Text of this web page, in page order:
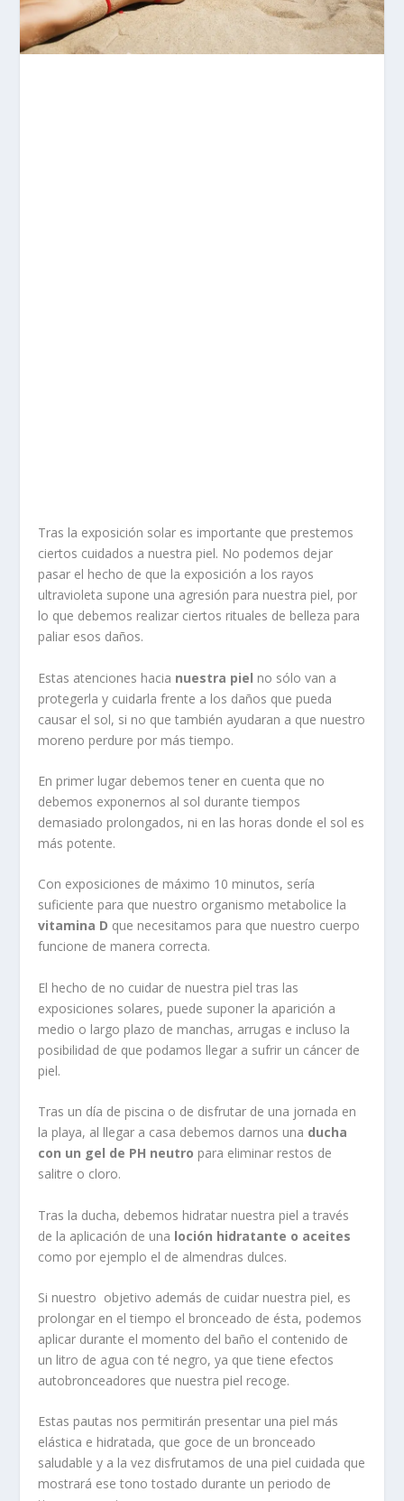
Tras la exposición solar es importante que prestemos
ciertos cuidados a nuestra piel. No podemos dejar
pasar el hecho de que la exposición a los rayos
ultravioleta supone una agresión para nuestra piel, por
lo que debemos realizar ciertos rituales de belleza para
paliar esos daños.
Estas atenciones hacia nuestra piel no sólo van a
protegerla y cuidarla frente a los daños que pueda
causar el sol, si no que también ayudaran a que nuestro
moreno perdure por más tiempo.
En primer lugar debemos tener en cuenta que no
debemos exponernos al sol durante tiempos
demasiado prolongados, ni en las horas donde el sol es
más potente.
Con exposiciones de máximo 10 minutos, sería
suficiente para que nuestro organismo metabolice la
vitamina D que necesitamos para que nuestro cuerpo
funcione de manera correcta.
El hecho de no cuidar de nuestra piel tras las
exposiciones solares, puede suponer la aparición a
medio o largo plazo de manchas, arrugas e incluso la
posibilidad de que podamos llegar a sufrir un cáncer de
piel.
Tras un día de piscina o de disfrutar de una jornada en
la playa, al llegar a casa debemos darnos una ducha
con un gel de PH neutro para eliminar restos de
salitre o cloro.
Tras la ducha, debemos hidratar nuestra piel a través
de la aplicación de una loción hidratante o aceites
como por ejemplo el de almendras dulces.
Si nuestro objetivo además de cuidar nuestra piel, es
prolongar en el tiempo el bronceado de ésta, podemos
aplicar durante el momento del baño el contenido de
un litro de agua con té negro, ya que tiene efectos
autobronceadores que nuestra piel recoge.
Estas pautas nos permitirán presentar una piel más
elástica e hidratada, que goce de un bronceado
saludable y a la vez disfrutamos de una piel cuidada que
mostrará ese tono tostado durante un periodo de